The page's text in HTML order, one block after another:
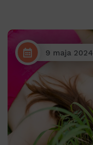
9 maja 2024